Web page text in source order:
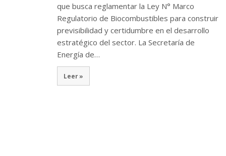
que busca reglamentar la Ley N° Marco
Regulatorio de Biocombustibles para construir
previsibilidad y certidumbre en el desarrollo
estratégico del sector. La Secretaría de
Energía de…
Leer »